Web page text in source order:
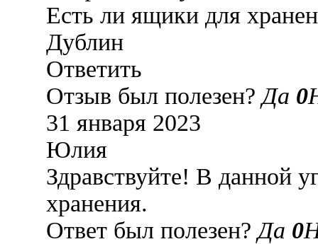
Есть ли ящики для
Дублин
Ответить
Отзыв был полезен?Да 0
31 января 2023
Юлия
Здравствуйте! В данной
хранения.
Ответ был полезен?Да 0